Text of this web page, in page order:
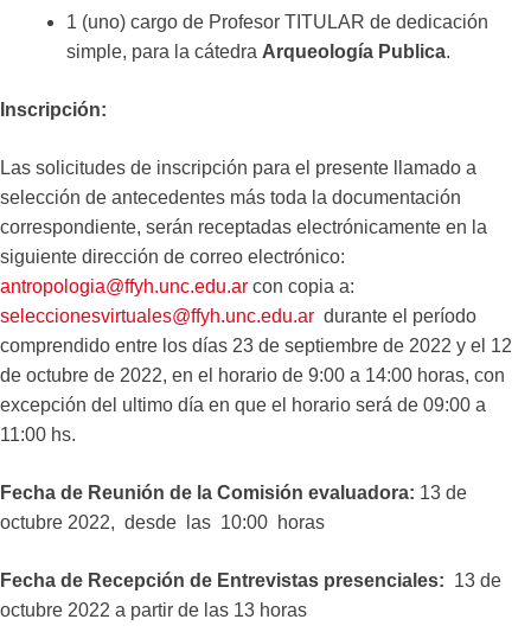
1 (uno) cargo de Profesor TITULAR de dedicación
simple, para la cátedra Arqueología Publica.
Inscripción:
Las solicitudes de inscripción para el presente llamado a
selección de antecedentes más toda la documentación
correspondiente, serán receptadas electrónicamente en la
siguiente dirección de correo electrónico:
antropologia@ffyh.unc.edu.ar con copia a:
seleccionesvirtuales@ffyh.unc.edu.ar durante el período
comprendido entre los días 23 de septiembre de 2022 y el 12
de octubre de 2022, en el horario de 9:00 a 14:00 horas, con
excepción del ultimo día en que el horario será de 09:00 a
11:00 hs.
Fecha de Reunión de la Comisión evaluadora: 13 de
octubre 2022, desde las 10:00 horas
Fecha de Recepción de Entrevistas presenciales: 13 de
octubre 2022 a partir de las 13 horas